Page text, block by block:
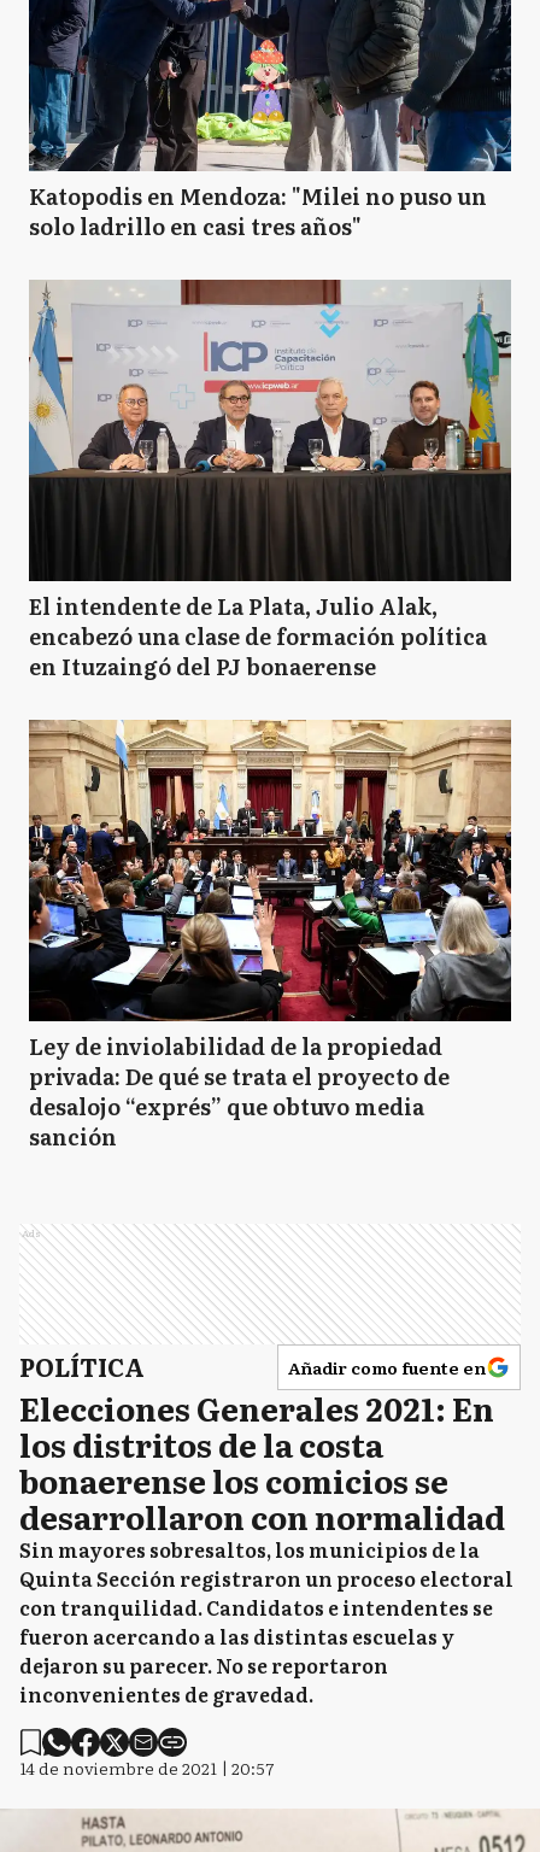
Katopodis en Mendoza: "Milei no puso un
solo ladrillo en casi tres años"
El intendente de La Plata, Julio Alak,
encabezó una clase de formación política
en Ituzaingó del PJ bonaerense
Ley de inviolabilidad de la propiedad
privada: De qué se trata el proyecto de
desalojo “exprés” que obtuvo media
sanción
Ads
POLÍTICA Añadir como fuente en
Elecciones Generales 2021: En
los distritos de la costa
bonaerense los comicios se
desarrollaron con normalidad
Sin mayores sobresaltos, los municipios de la
Quinta Sección registraron un proceso electoral
con tranquilidad. Candidatos e intendentes se
fueron acercando a las distintas escuelas y
dejaron su parecer. No se reportaron
inconvenientes de gravedad.
14 de noviembre de 2021 | 20:57